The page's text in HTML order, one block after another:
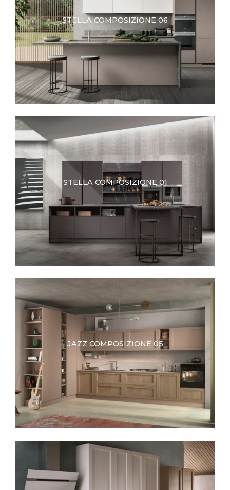
STELLA COMPOSIZIONE 06
STELLA COMPOSIZIONE 01
JAZZ COMPOSIZIONE 05